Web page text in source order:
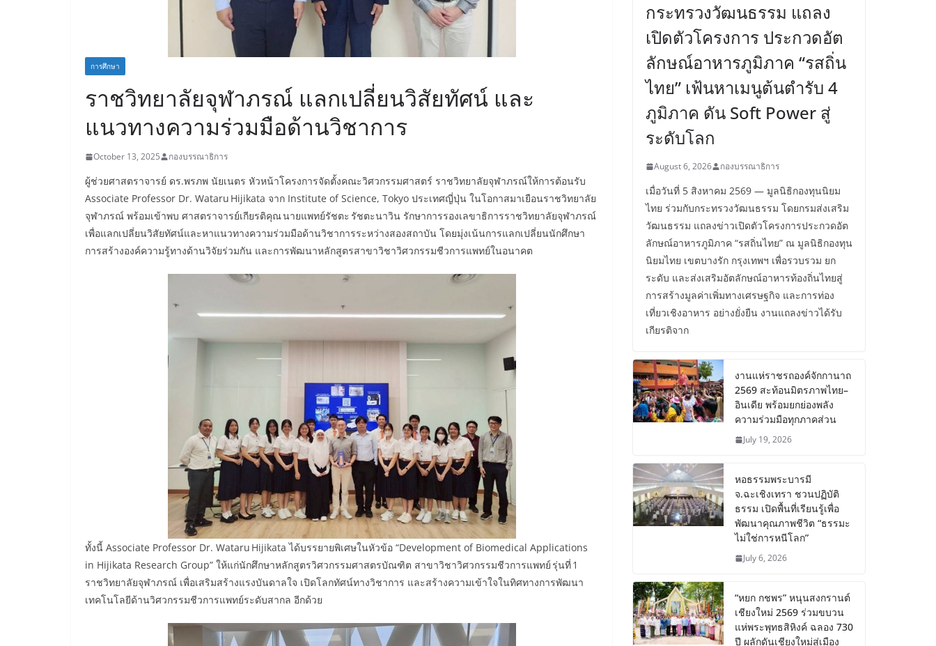
การศึกษา
ราชวิทยาลัยจุฬาภรณ์ แลกเปลี่ยนวิสัยทัศน์ และ
แนวทางความร่วมมือด้านวิชาการ
October 13, 2025 กองบรรณาธิการ
ผู้ช่วยศาสตราจารย์ ดร.พรภพ นัยเนตร หัวหน้าโครงการจัดตั้งคณะวิศวกรรมศาสตร์ ราชวิทยาลัยจุฬาภรณ์ให้การต้อนรับ
Associate Professor Dr. Wataru Hijikata จาก Institute of Science, Tokyo ประเทศญี่ปุ่น ในโอกาสมาเยือนราชวิทยาลัย
จุฬาภรณ์ พร้อมเข้าพบ ศาสตราจารย์เกียรติคุณ นายแพทย์รัชตะ รัชตะนาวิน รักษาการรองเลขาธิการราชวิทยาลัยจุฬาภรณ์
เพื่อแลกเปลี่ยนวิสัยทัศน์และหาแนวทางความร่วมมือด้านวิชาการระหว่างสองสถาบัน โดยมุ่งเน้นการแลกเปลี่ยนนักศึกษา
การสร้างองค์ความรู้ทางด้านวิจัยร่วมกัน และการพัฒนาหลักสูตรสาขาวิชาวิศวกรรมชีวการแพทย์ในอนาคต
ทั้งนี้ Associate Professor Dr. Wataru Hijikata ได้บรรยายพิเศษในหัวข้อ “Development of Biomedical Applications
in Hijikata Research Group” ให้แก่นักศึกษาหลักสูตรวิศวกรรมศาสตรบัณฑิต สาขาวิชาวิศวกรรมชีวการแพทย์ รุ่นที่ 1
ราชวิทยาลัยจุฬาภรณ์ เพื่อเสริมสร้างแรงบันดาลใจ เปิดโลกทัศน์ทางวิชาการ และสร้างความเข้าใจในทิศทางการพัฒนา
เทคโนโลยีด้านวิศวกรรมชีวการแพทย์ระดับสากล อีกด้วย
กระทรวงวัฒนธรรม แถลง
เปิดตัวโครงการ ประกวดอัต
ลักษณ์อาหารภูมิภาค “รสถิ่น
ไทย” เฟ้นหาเมนูต้นตำรับ 4
ภูมิภาค ดัน Soft Power สู่
ระดับโลก
August 6, 2026 กองบรรณาธิการ
เมื่อวันที่ 5 สิงหาคม 2569 — มูลนิธิกองทุนนิยม
ไทย ร่วมกับกระทรวงวัฒนธรรม โดยกรมส่งเสริม
วัฒนธรรม แถลงข่าวเปิดตัวโครงการประกวดอัต
ลักษณ์อาหารภูมิภาค “รสถิ่นไทย” ณ มูลนิธิกองทุน
นิยมไทย เขตบางรัก กรุงเทพฯ เพื่อรวบรวม ยก
ระดับ และส่งเสริมอัตลักษณ์อาหารท้องถิ่นไทยสู่
การสร้างมูลค่าเพิ่มทางเศรษฐกิจ และการท่อง
เที่ยวเชิงอาหาร อย่างยั่งยืน งานแถลงข่าวได้รับ
เกียรติจาก
งานแห่ราชรถองค์จักกานาถ
2569 สะท้อนมิตรภาพไทย–
อินเดีย พร้อมยกย่องพลัง
ความร่วมมือทุกภาคส่วน
July 19, 2026
หอธรรมพระบารมี
จ.ฉะเชิงเทรา ชวนปฏิบัติ
ธรรม เปิดพื้นที่เรียนรู้เพื่อ
พัฒนาคุณภาพชีวิต “ธรรมะ
ไม่ใช่การหนีโลก”
July 6, 2026
“หยก กชพร” หนุนสงกรานต์
เชียงใหม่ 2569 ร่วมขบวน
แห่พระพุทธสิหิงค์ ฉลอง 730
ปี ผลักดันเชียงใหม่สู่เมือง